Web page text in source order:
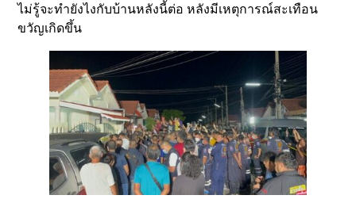
ไม่รู้จะทำยังไงกับบ้านหลังนี้ต่อ หลังมีเหตุการณ์สะเทือน
ขวัญเกิดขึ้น